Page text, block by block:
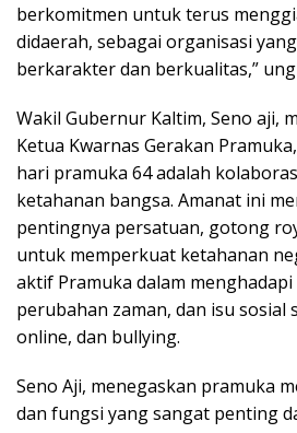
berkomitmen untuk terus
didaerah, sebagai organisasi
berkarakter dan berkualitas,”
Wakil Gubernur Kaltim, Seno aji,
Ketua Kwarnas Gerakan
hari pramuka 64 adalah
ketahanan bangsa. Amanat ini
pentingnya persatuan, gotong
untuk memperkuat ketahanan
aktif Pramuka dalam
perubahan zaman, dan isu sosial
online, dan bullying.
Seno Aji, menegaskan pramuka
dan fungsi yang sangat penting